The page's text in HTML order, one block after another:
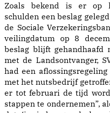
Zoals bekend is er op
schulden een beslag
de Sociale
veilingdatum op 8
beslag blijft
met de Landsontvanger,
had een
met het nutsbedrijf
er tot februari de tijd
stappen te ondernemen”,